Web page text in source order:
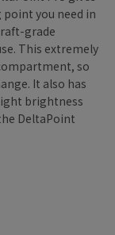
point you need in
grade
This extremely
so
It also has
brightness
DeltaPoint